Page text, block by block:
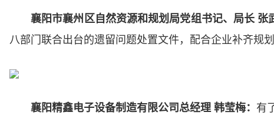
襄阳市襄州区自然资源和规划局党组书记、局长 张
八部门联合出台的遗留问题处置文件，配合企业补齐规
襄阳精鑫电子设备制造有限公司总经理 韩莹梅： 有